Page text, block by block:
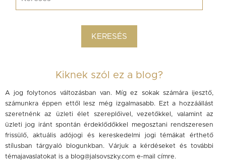
Kiknek szól ez a blog?
A jog folytonos változásban van. Míg ez sokak számára ijesztő,
számunkra éppen ettől lesz még izgalmasabb. Ezt a hozzáállást
szeretnénk az üzleti élet szereplőivel, vezetőkkel, valamint az
üzleti jog iránt spontán érdeklődőkkel megosztani rendszeresen
frissülő, aktuális adójogi és kereskedelmi jogi témákat érthető
stílusban tárgyaló blogunkban. Várjuk a kérdéseket és további
témajavaslatokat is a blog@jalsovszky.com e-mail címre.